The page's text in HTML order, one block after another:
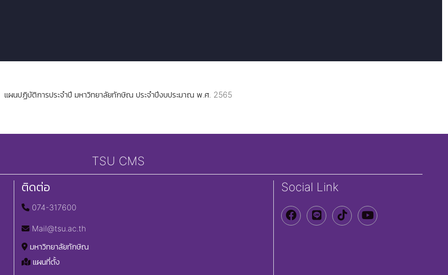
แผนปฏิบัติการประจำปี มหาวิทยาลัยทักษิณ ประจำปีงบประมาณ พ.ศ. 2565
TSU CMS
ติดต่อ
074-317600
Mail@tsu.ac.th
มหาวิทยาลัยทักษิณ
แผนที่ตั้ง
Social Link